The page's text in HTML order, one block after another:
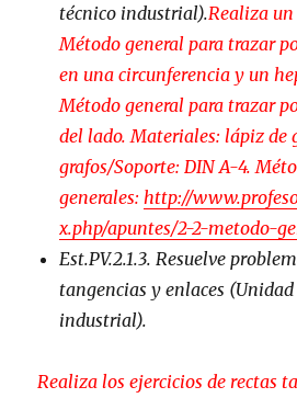
técnico industrial).Realiza
Método general para trazar
en una circunferencia y un
Método general para trazar
del lado. Materiales: lápiz de
grafos/Soporte: DIN A-4.
generales: http://
x.php/apuntes/2-2-metodo-
Est.PV.2.1.3. Resuelve
tangencias y enlaces
industrial).
Realiza los ejercicios de rectas